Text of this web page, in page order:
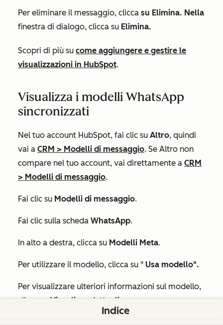
Per eliminare il messaggio, clicca su Elimina. Nella
finestra di dialogo, clicca su Elimina.
Scopri di più su come aggiungere e gestire le
visualizzazioni in HubSpot.
Visualizza i modelli WhatsApp
sincronizzati
Nel tuo account HubSpot, fai clic su Altro, quindi
vai a CRM > Modelli di messaggio. Se Altro non
compare nel tuo account, vai direttamente a CRM
> Modelli di messaggio.
Fai clic su Modelli di messaggio.
Fai clic sulla scheda WhatsApp.
In alto a destra, clicca su Modelli Meta.
Per utilizzare il modello, clicca su " Usa modello".
Per visualizzare ulteriori informazioni sul modello,
clicca suVisualizza dettagli.
Indice